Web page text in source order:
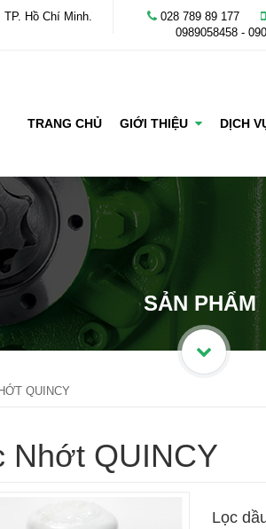
Hồ Chí Minh. 028 789 89 177
‭0989058458‬ -
TRANG CHỦ GIỚI THIỆU DỊCH
SẢN PHẨM
QUINCY
Nhớt QUINCY
Lọc